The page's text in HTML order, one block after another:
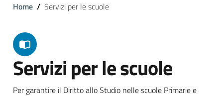
Home Servizi per le scuole
Servizi per le scuole
Per garantire il Diritto allo Studio nelle scuole Primarie e